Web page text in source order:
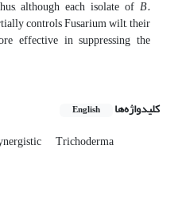
although each isolate ofB.
controls Fusarium wilt, their
effective in suppressing the
کلیدواژه‌ها English
Trichoderma